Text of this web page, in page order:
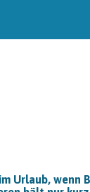
wenn